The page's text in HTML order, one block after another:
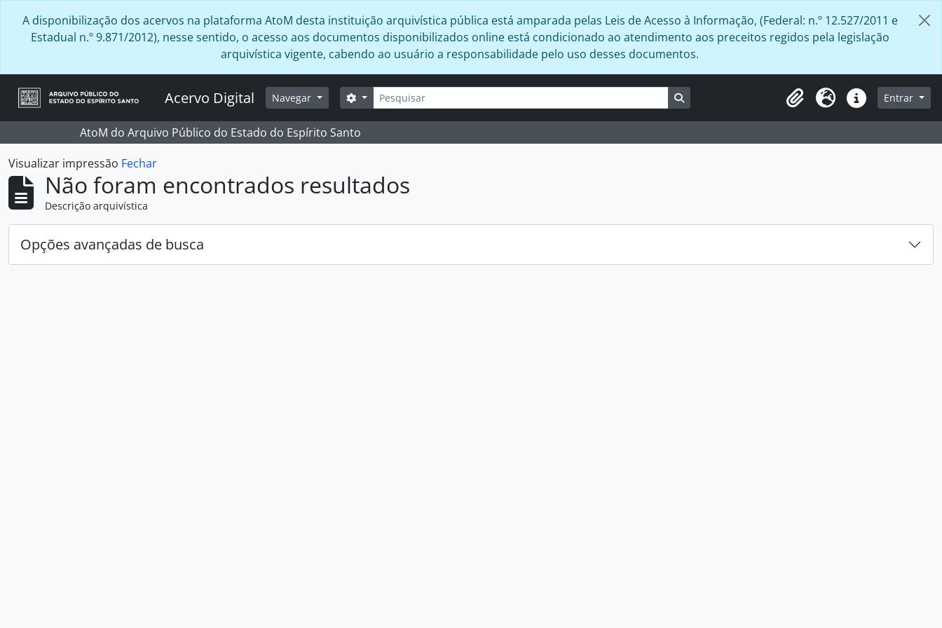
A disponibilização dos acervos na plataforma AtoM desta instituição arquivística pública está amparada pelas Leis de Acesso à Informação, (Federal: n.º 12.527/2011 e
Estadual n.º 9.871/2012), nesse sentido, o acesso aos documentos disponibilizados online está condicionado ao atendimento aos preceitos regidos pela legislação
arquivística vigente, cabendo ao usuário a responsabilidade pelo uso desses documentos.
Acervo Digital Navegar Buscar
Opções de busca Busque na página de navegação
Área de Transferência
Idioma Atalhos Entrar
AtoM do Arquivo Público do Estado do Espírito Santo
Visualizar impressão Fechar
Não foram encontrados resultados
Descrição arquivística
Opções avançadas de busca